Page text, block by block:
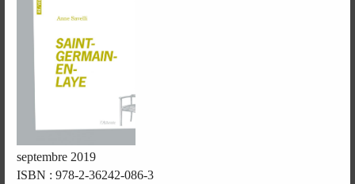
septembre 2019
ISBN : 978-2-36242-086-3